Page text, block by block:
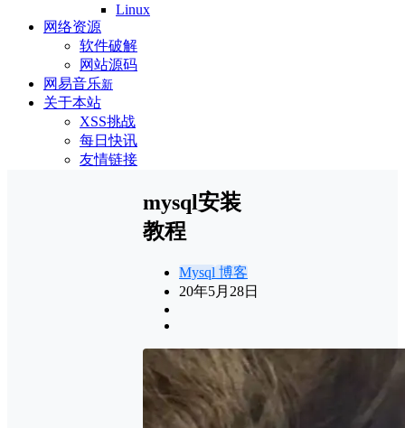
Linux
网络资源
软件破解
网站源码
网易音乐新
关于本站
XSS挑战
每日快讯
友情链接
mysql安装
教程
Mysql 博客
20年5月28日